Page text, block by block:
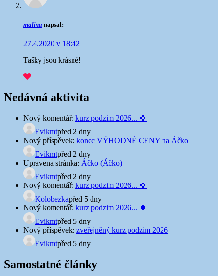
malina napsal:
27.4.2020 v 18:42
Tašky jsou krásné!
Nedávná aktivita
Nový komentář: kurz podzim 2026... 🍀
Evikmtpřed 2 dny
Nový příspěvek: konec VÝHODNÉ CENY na Áčko
Evikmtpřed 2 dny
Upravena stránka: Áčko (Áčko)
Evikmtpřed 2 dny
Nový komentář: kurz podzim 2026... 🍀
Kolobezkapřed 5 dny
Nový komentář: kurz podzim 2026... 🍀
Evikmtpřed 5 dny
Nový příspěvek: zveřejněný kurz podzim 2026
Evikmtpřed 5 dny
Samostatné články